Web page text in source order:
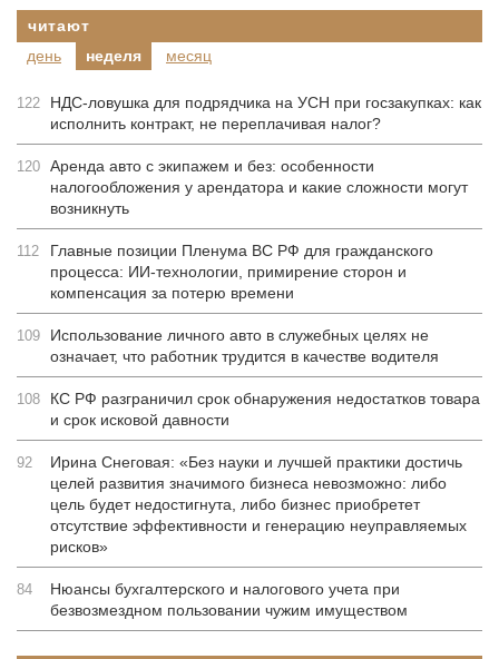
читают
день
неделя месяц
122
НДС-ловушка для подрядчика на УСН при госзакупках: как
исполнить контракт, не переплачивая налог?
120 Аренда авто с экипажем и без: особенности
налогообложения у арендатора и какие сложности могут
возникнуть
112
Главные позиции Пленума ВС РФ для гражданского
процесса: ИИ-технологии, примирение сторон и
компенсация за потерю времени
109
Использование личного авто в служебных целях не
означает, что работник трудится в качестве водителя
108
КС РФ разграничил срок обнаружения недостатков товара
и срок исковой давности
92
Ирина Снеговая: «Без науки и лучшей практики достичь
целей развития значимого бизнеса невозможно: либо
цель будет недостигнута, либо бизнес приобретет
отсутствие эффективности и генерацию неуправляемых
рисков»
84
Нюансы бухгалтерского и налогового учета при
безвозмездном пользовании чужим имуществом